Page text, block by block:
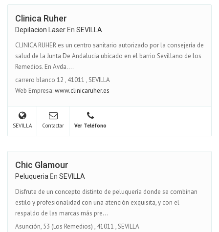
Clinica Ruher
Depilacion Laser En SEVILLA
CLINICA RUHER es un centro sanitario autorizado por la consejería de
salud de la Junta De Andalucia ubicado en el barrio Sevillano de los
Remedios. En Avda....
carrero blanco 12 , 41011 ,SEVILLA
Web Empresa:www.clinicaruher.es
SEVILLA Contactar Ver Teléfono
Chic Glamour
Peluqueria En SEVILLA
Disfrute de un concepto distinto de peluquería donde se combinan
estilo y profesionalidad con una atención exquisita, y con el
respaldo de las marcas más pre...
Asunción, 53 (Los Remedios) , 41011 ,SEVILLA